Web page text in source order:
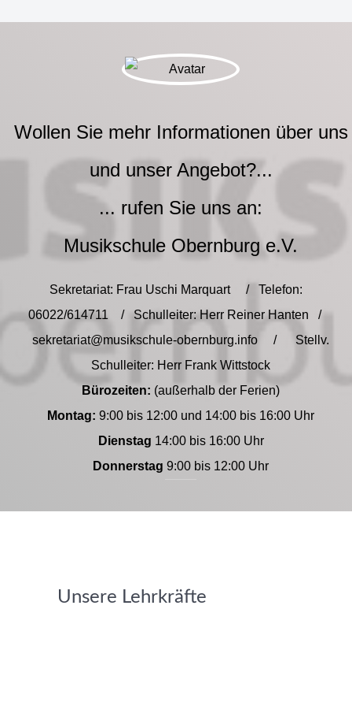
Wollen Sie mehr Informationen über uns
und unser Angebot?...
... rufen Sie uns an:
Musikschule Obernburg e.V.
Sekretariat: Frau Uschi Marquart / Telefon:
06022/614711 / Schulleiter: Herr Reiner Hanten /
sekretariat@musikschule-obernburg.info / Stellv.
Schulleiter: Herr Frank Wittstock
Bürozeiten: (außerhalb der Ferien)
Montag: 9:00 bis 12:00 und 14:00 bis 16:00 Uhr
Dienstag 14:00 bis 16:00 Uhr
Donnerstag 9:00 bis 12:00 Uhr
Unsere Lehrkräfte